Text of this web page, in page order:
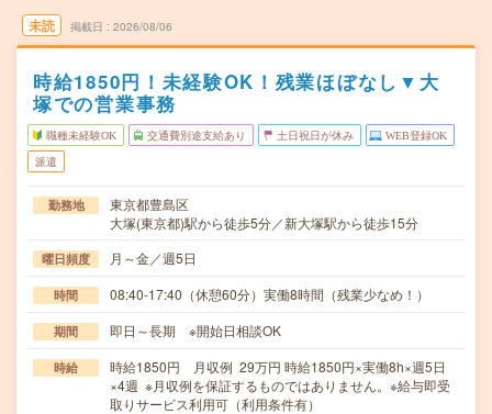
未読 掲載日 2026/08/06
時給1850円！未経験OK！残業ほぼなし▼大
塚での営業事務
職種未経験OK 交通費別途支給あり 土日祝日が休み WEB登録OK
派遣
勤務地
東京都豊島区
大塚(東京都)駅から徒歩5分／新大塚駅から徒歩15分
曜日頻度 月～金／週5日
時間 08:40-17:40（休憩60分）実働8時間（残業少なめ！）
期間 即日～長期 ※開始日相談OK
時給
時給1850円 月収例 29万円 時給1850円×実働8h×週5日
×4週 ※月収例を保証するものではありません。※給与即受
取りサービス利用可（利用条件有）